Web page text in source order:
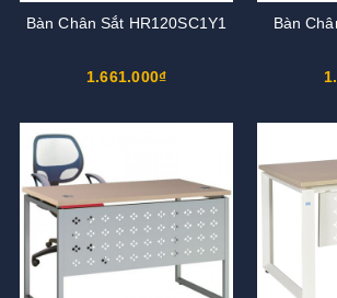
Bàn Chân Sắt HR120SC1Y1
1.661.000₫
Bàn